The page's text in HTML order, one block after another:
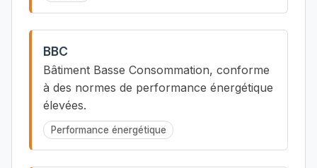
BBC
Bâtiment Basse Consommation, conforme
à des normes de performance énergétique
élevées.
Performance énergétique